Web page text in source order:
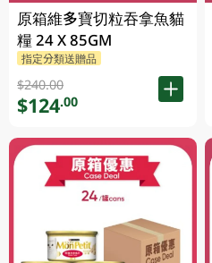
原箱維多寶切粒吞拿魚貓
糧 24 X 85GM
指定分類送贈品
$240.00
$124.00